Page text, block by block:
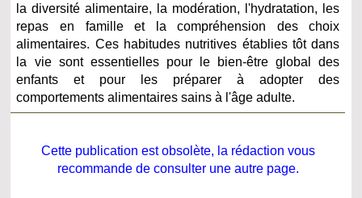
la diversité alimentaire, la modération, l'hydratation, les
repas en famille et la compréhension des choix
alimentaires. Ces habitudes nutritives établies tôt dans
la vie sont essentielles pour le bien-être global des
enfants et pour les préparer à adopter des
comportements alimentaires sains à l'âge adulte.
Cette publication est obsolète, la rédaction vous
recommande de consulter une autre page.